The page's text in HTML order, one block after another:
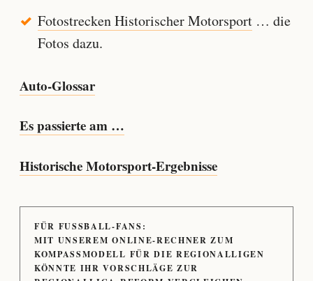
Fotostrecken Historischer Motorsport… die
Fotos dazu.
Auto-Glossar
Es passierte am …
Historische Motorsport-Ergebnisse
FÜR FUSSBALL-FANS:
MIT UNSEREM ONLINE-RECHNER ZUM
KOMPASSMODELL FÜR DIE REGIONALLIGEN
KÖNNTE IHR VORSCHLÄGE ZUR